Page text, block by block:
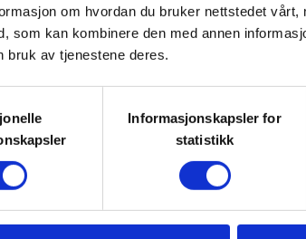
om hvordan du bruker nettstedet vårt,
som kan kombinere den med annen
bruk av tjenestene deres.
Informasjonskapsler for
statistikk
noe buer for lån.